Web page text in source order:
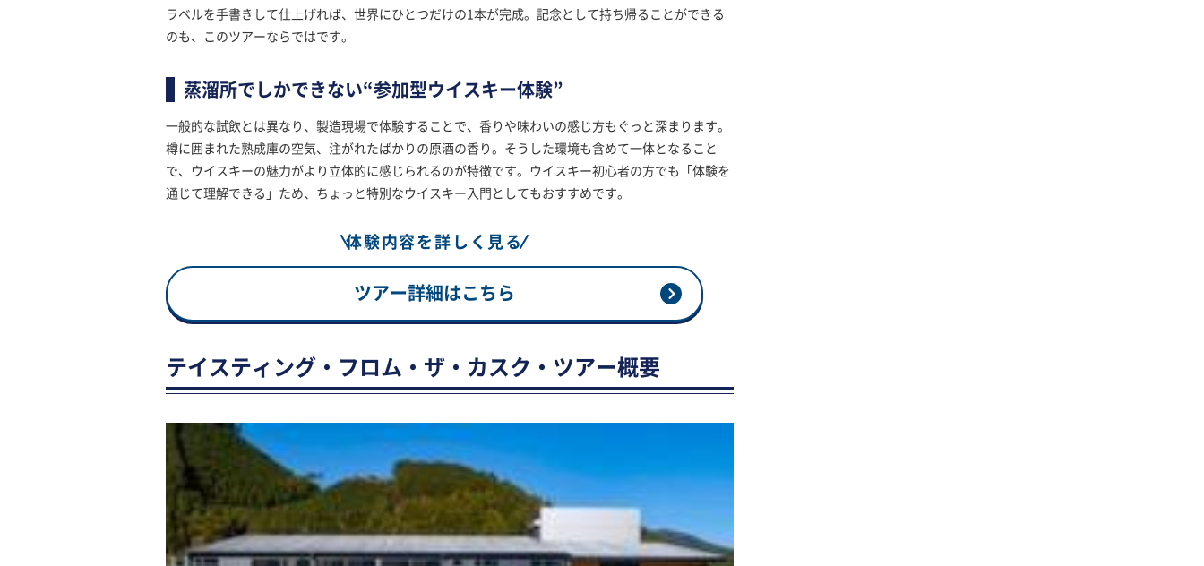
ラベルを手書きして仕上げれば、世界にひとつだけの1本が完成。記念として持ち帰ることができる
のも、このツアーならではです。
蒸溜所でしかできない“参加型ウイスキー体験”
一般的な試飲とは異なり、製造現場で体験することで、香りや味わいの感じ方もぐっと深まります。
樽に囲まれた熟成庫の空気、注がれたばかりの原酒の香り。そうした環境も含めて一体となること
で、ウイスキーの魅力がより立体的に感じられるのが特徴です。ウイスキー初心者の方でも「体験を
通じて理解できる」ため、ちょっと特別なウイスキー入門としてもおすすめです。
体験内容を詳しく見る
ツアー詳細はこちら
テイスティング・フロム・ザ・カスク・ツアー概要